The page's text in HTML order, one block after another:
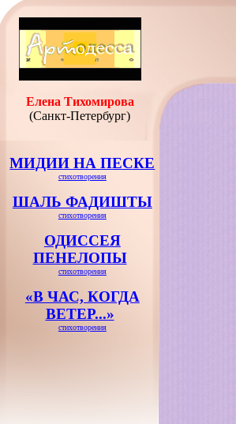
Елена Тихомирова
(Санкт-Петербург)
МИДИИ НА ПЕСКЕ
стихотворения
ШАЛЬ ФАДИШТЫ
стихотворения
ОДИССЕЯ
ПЕНЕЛОПЫ
стихотворения
«В ЧАС, КОГДА
ВЕТЕР...»
стихотворения